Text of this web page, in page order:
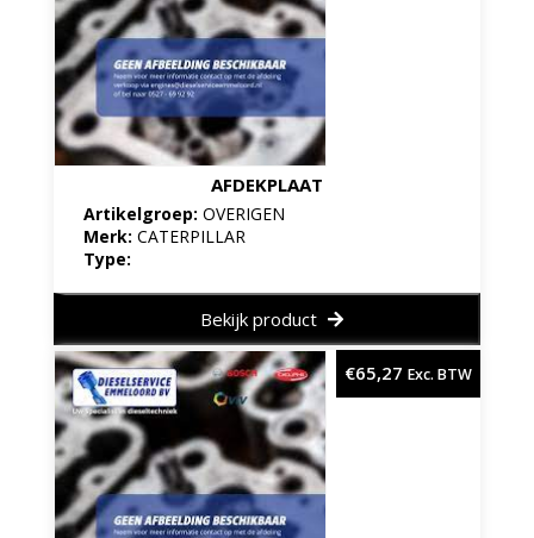
AFDEKPLAAT
Artikelgroep: OVERIGEN
Merk: CATERPILLAR
Type:
Bekijk product
€65,27 Exc. BTW